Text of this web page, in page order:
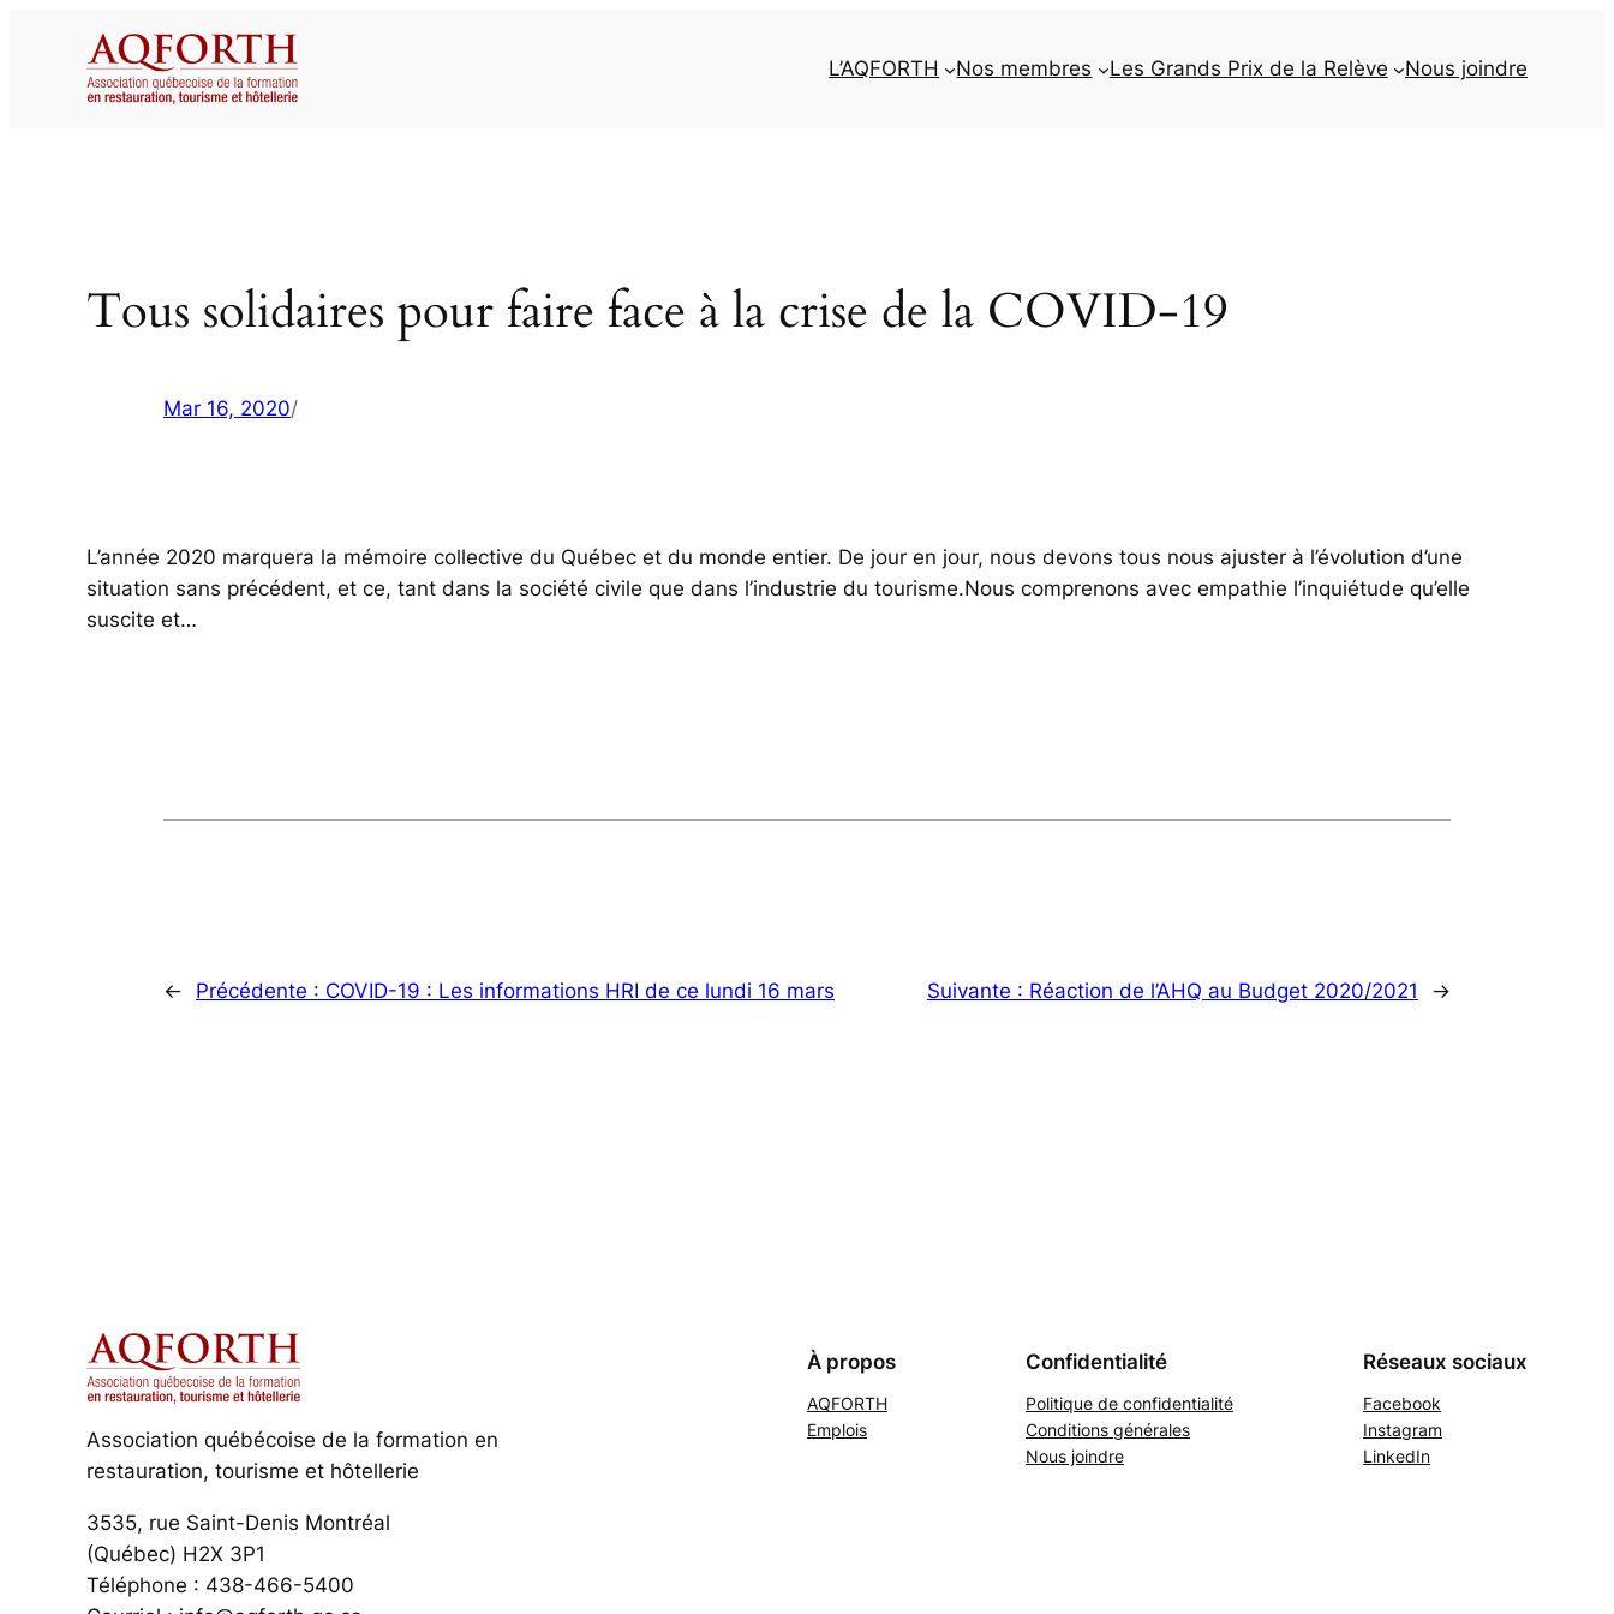
L’AQFORTH Nos membres Les Grands Prix de la Relève Nous joindre
Tous solidaires pour faire face à la crise de la COVID-19
Mar 16, 2020/
L’année 2020 marquera la mémoire collective du Québec et du monde entier. De jour en jour, nous devons tous nous ajuster à l’évolution d’une
situation sans précédent, et ce, tant dans la société civile que dans l’industrie du tourisme.Nous comprenons avec empathie l’inquiétude qu’elle
suscite et…
← Précédente : COVID-19 : Les informations HRI de ce lundi 16 mars Suivante : Réaction de l’AHQ au Budget 2020/2021 →
Association québécoise de la formation en
restauration, tourisme et hôtellerie
3535, rue Saint-Denis Montréal
(Québec) H2X 3P1
Téléphone : 438-466-5400
À propos
AQFORTH
Emplois
Confidentialité
Politique de confidentialité
Conditions générales
Nous joindre
Réseaux sociaux
Facebook
Instagram
LinkedIn